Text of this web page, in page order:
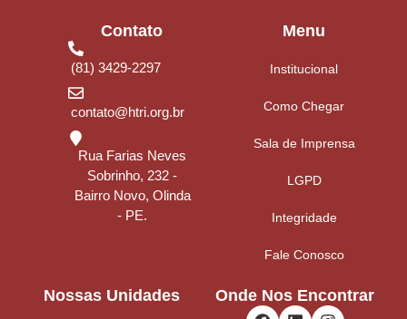
Contato
(81) 3429-2297
contato@htri.org.br
Rua Farias Neves
Sobrinho, 232 -
Bairro Novo, Olinda
- PE.
Menu
Institucional
Como Chegar
Sala de Imprensa
LGPD
Integridade
Fale Conosco
Nossas Unidades Onde Nos Encontrar